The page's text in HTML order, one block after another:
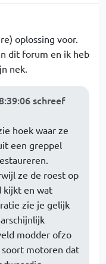
oplossing voor.
dit forum en ik heb
nek.
schreef
hoek waar ze
een greppel
ze de roest op
kijkt en wat
zie je gelijk
modder ofzo
soort motoren dat